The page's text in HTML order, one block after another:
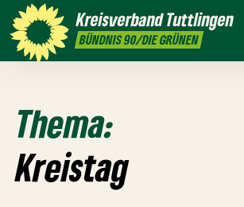
KreisverbandTuttlingen
BÜNDNIS 90/DIE GRÜNEN
Termine Presse Satzung
Kreistag
Thema:
Kreistag